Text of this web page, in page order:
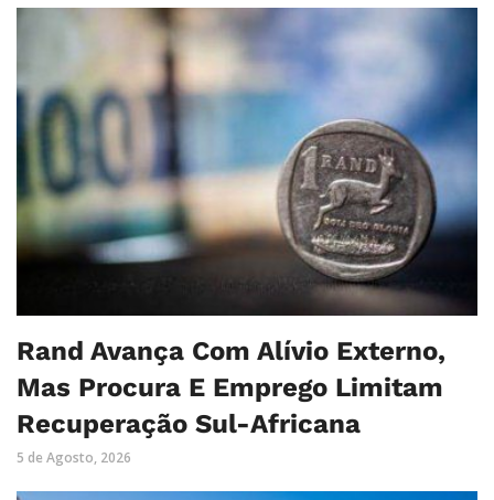
Rand Avança Com Alívio Externo,
Mas Procura E Emprego Limitam
Recuperação Sul-Africana
5 de Agosto, 2026